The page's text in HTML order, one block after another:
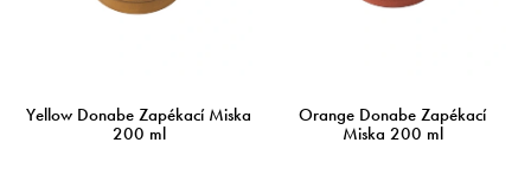
Yellow Donabe Zapékací Miska
200 ml
Orange Donabe Zapékací
Miska 200 ml